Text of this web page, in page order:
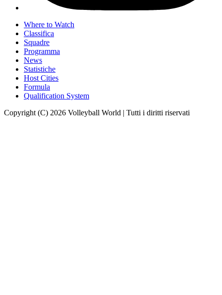
Where to Watch
Classifica
Squadre
Programma
News
Statistiche
Host Cities
Formula
Qualification System
Copyright (C) 2026 Volleyball World | Tutti i diritti riservati